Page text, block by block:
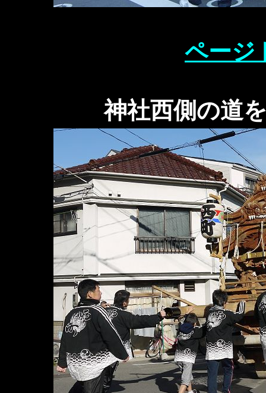
ページ
神社西側の道